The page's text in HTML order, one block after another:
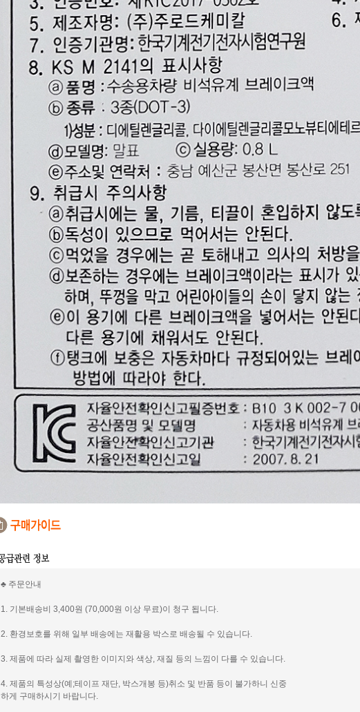
♣ 주문안내
1. 기본배송비 3,400원 (70,000원 이상 무료)이 청구 됩니다.
2. 환경보호를 위해 일부 배송에는 재활용 박스로 배송될 수 있습니다.
3. 제품에 따라 실제 촬영한 이미지와 색상, 재질 등의 느낌이 다를 수 있습니다.
4. 제품의 특성상(예;테이프 재단, 박스개봉 등)취소 및 반품 등이 불가하니 신중
하게 구매하시기 바랍니다.